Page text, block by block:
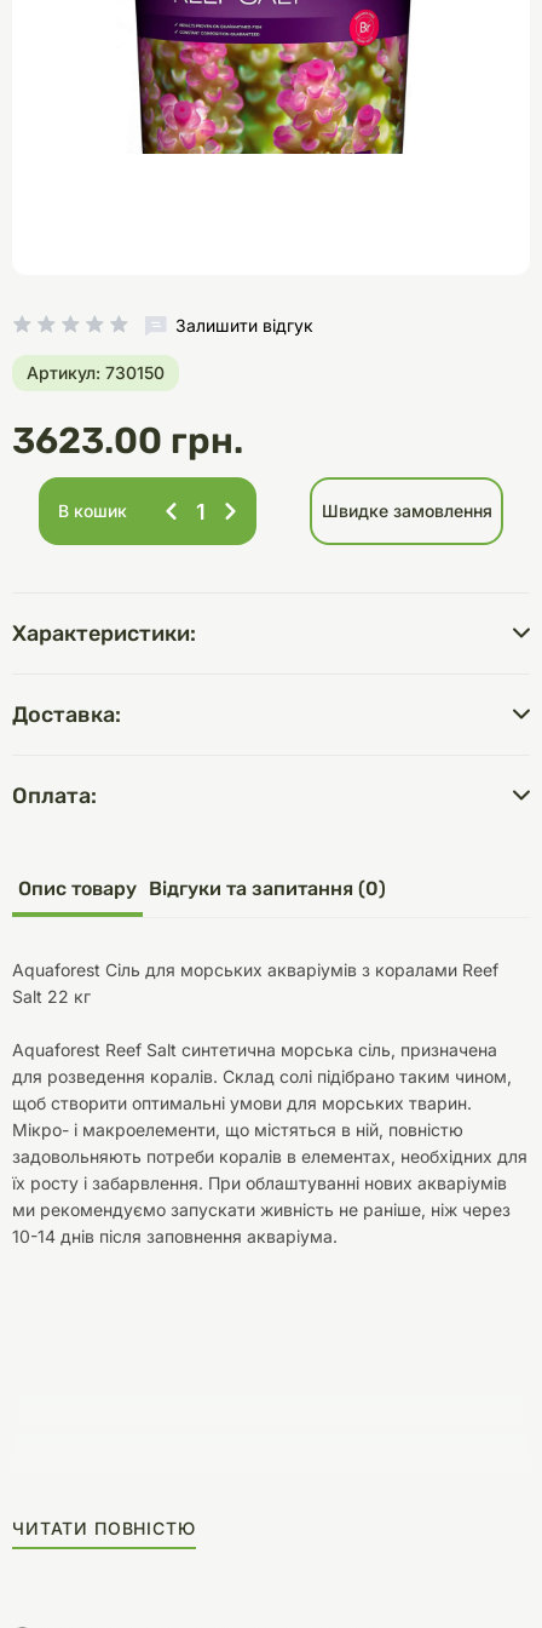
Залишити відгук
Артикул: 730150
3623.00 грн.
В кошик Швидке замовлення
Характеристики:
Доставка:
Оплата:
Опис товару Відгуки та запитання (0)
Aquaforest Сіль для морських акваріумів з коралами Reef
Salt 22 кг
Aquaforest Reef Salt синтетична морська сіль, призначена
для розведення коралів. Склад солі підібрано таким чином,
щоб створити оптимальні умови для морських тварин.
Мікро- і макроелементи, що містяться в ній, повністю
задовольняють потреби коралів в елементах, необхідних для
їх росту і забарвлення. При облаштуванні нових акваріумів
ми рекомендуємо запускати живність не раніше, ніж через
10-14 днів після заповнення акваріума.
ЧИТАТИ ПОВНІСТЮ